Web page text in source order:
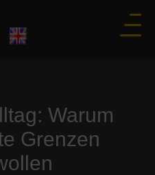
Warum
Grenzen